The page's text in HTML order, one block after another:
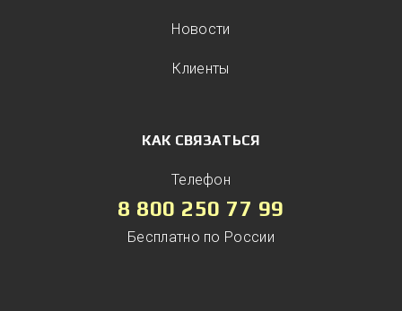
Новости
Клиенты
КАК СВЯЗАТЬСЯ
Телефон
8 800 250 77 99
Бесплатно по России